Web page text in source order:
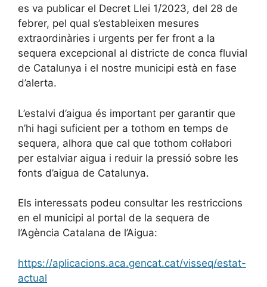
es va publicar el Decret Llei 1/2023, del 28 de
febrer, pel qual s’estableixen mesures
extraordinàries i urgents per fer front a la
sequera excepcional al districte de conca fluvial
de Catalunya i el nostre municipi està en fase
d’alerta.
L’estalvi d’aigua és important per garantir que
n’hi hagi suficient per a tothom en temps de
sequera, alhora que cal que tothom col·labori
per estalviar aigua i reduir la pressió sobre les
fonts d’aigua de Catalunya.
Els interessats podeu consultar les restriccions
en el municipi al portal de la sequera de
l’Agència Catalana de l’Aigua:
https://aplicacions.aca.gencat.cat/visseq/estat-
actual